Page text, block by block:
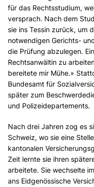
für das Rechtsstudium,
versprach. Nach dem
sie ins Tessin zurück, um
notwendigen Gerichts-
die Prüfung abzulegen.
Rechtsanwältin zu
bereitete mir Mühe.»
Bundesamt für
später zum
und Polizeidepartements.
Nach drei Jahren zog es
Schweiz, wo sie eine
kantonalen
Zeit lernte sie ihren
arbeitete. Sie wechselte
ans Eidgenössische